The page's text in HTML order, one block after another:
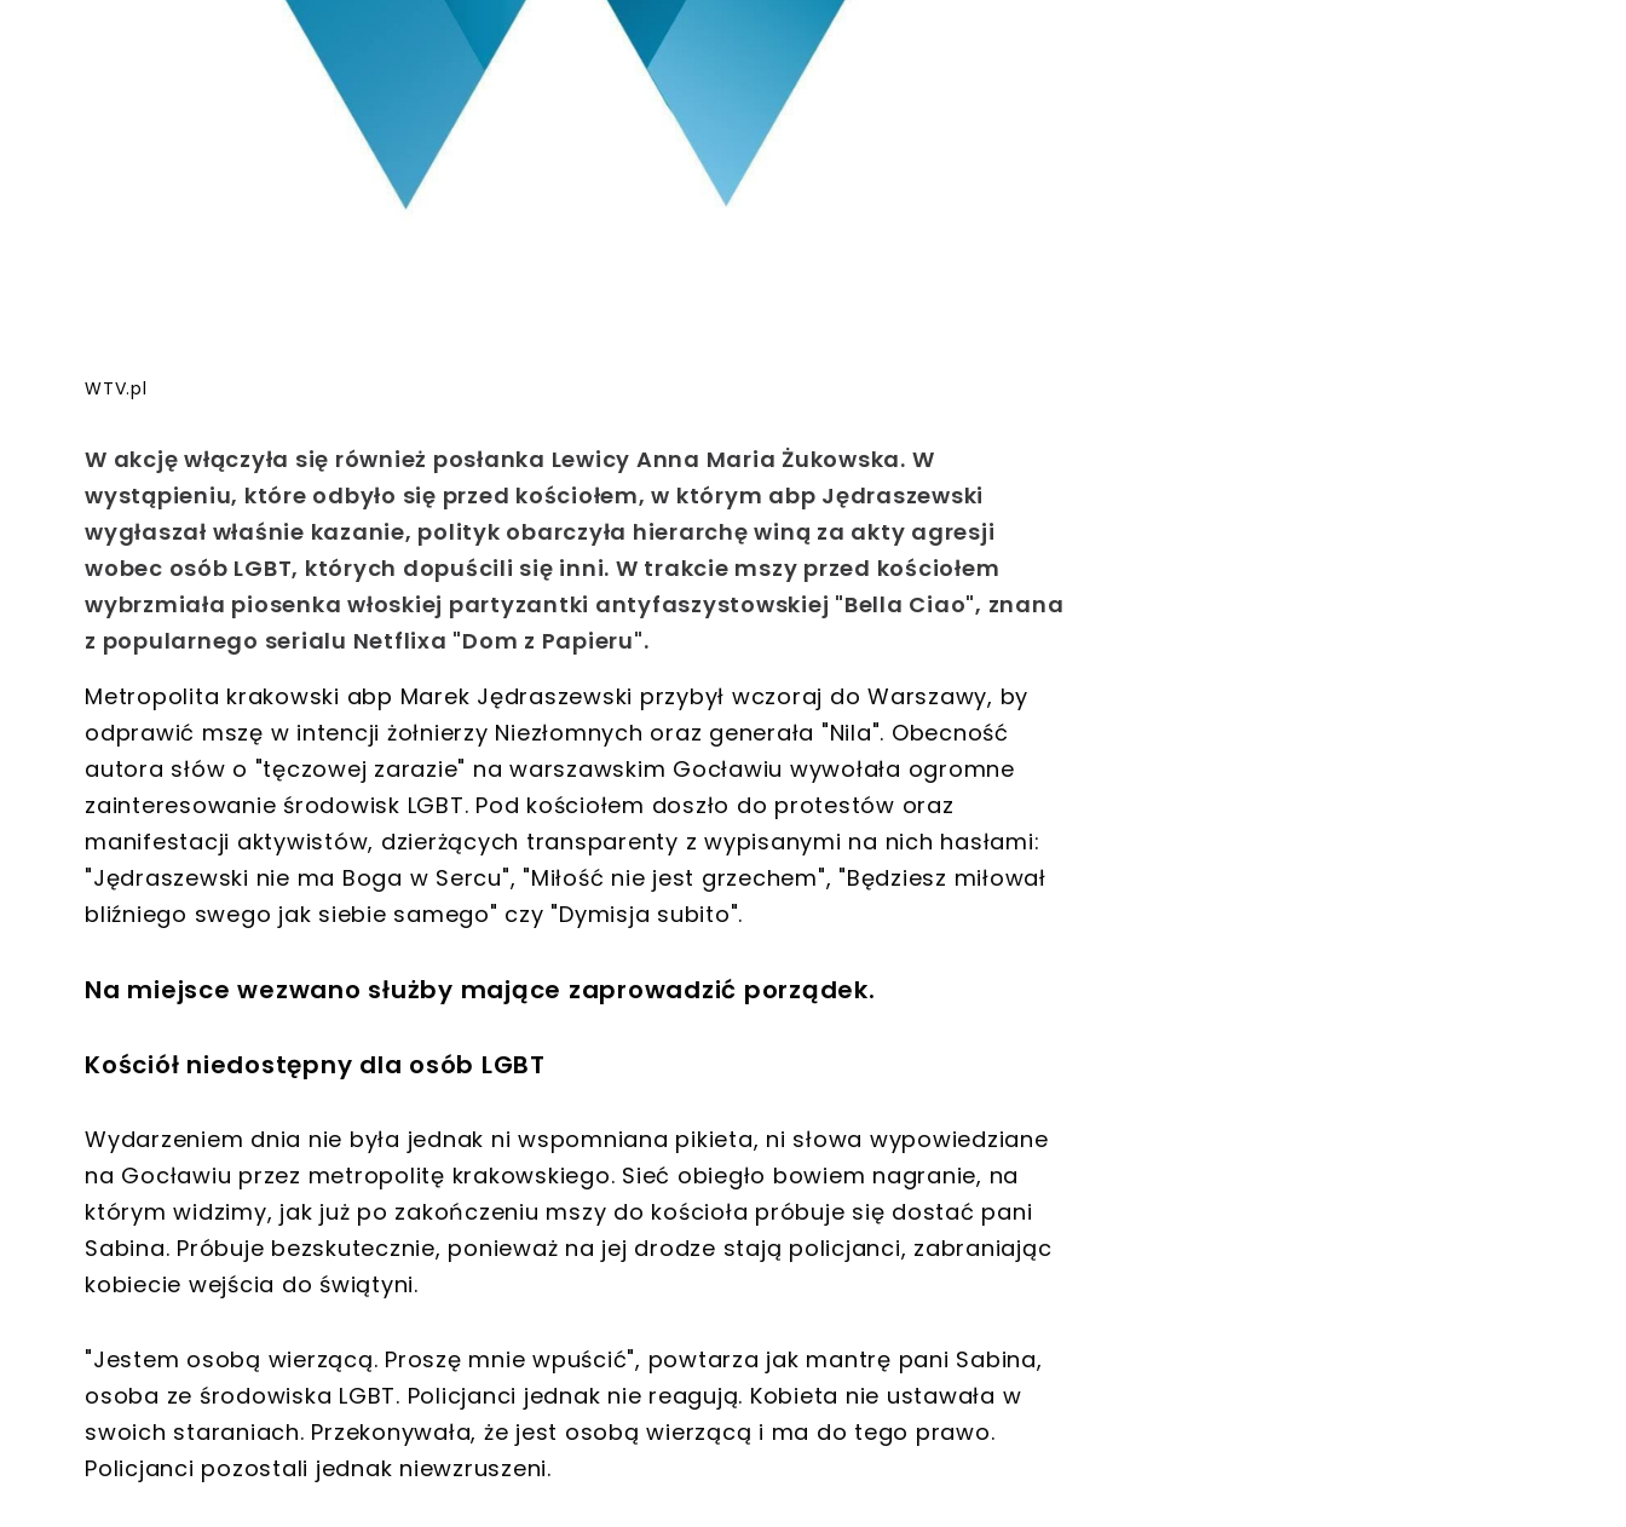
WTV.pl
W akcję włączyła się również posłanka Lewicy Anna Maria Żukowska. W
wystąpieniu, które odbyło się przed kościołem, w którym abp Jędraszewski
wygłaszał właśnie kazanie, polityk obarczyła hierarchę winą za akty agresji
wobec osób LGBT, których dopuścili się inni. W trakcie mszy przed kościołem
wybrzmiała piosenka włoskiej partyzantki antyfaszystowskiej "Bella Ciao", znana
z popularnego serialu Netflixa "Dom z Papieru".
Metropolita krakowski abp Marek Jędraszewski przybył wczoraj do Warszawy, by
odprawić mszę w intencji żołnierzy Niezłomnych oraz generała "Nila". Obecność
autora słów o "tęczowej zarazie" na warszawskim Gocławiu wywołała ogromne
zainteresowanie środowisk LGBT. Pod kościołem doszło do protestów oraz
manifestacji aktywistów, dzierżących transparenty z wypisanymi na nich hasłami:
"Jędraszewski nie ma Boga w Sercu", "Miłość nie jest grzechem", "Będziesz miłował
bliźniego swego jak siebie samego" czy "Dymisja subito".
Na miejsce wezwano służby mające zaprowadzić porządek.
Kościół niedostępny dla osób LGBT
Wydarzeniem dnia nie była jednak ni wspomniana pikieta, ni słowa wypowiedziane
na Gocławiu przez metropolitę krakowskiego. Sieć obiegło bowiem nagranie, na
którym widzimy, jak już po zakończeniu mszy do kościoła próbuje się dostać pani
Sabina. Próbuje bezskutecznie, ponieważ na jej drodze stają policjanci, zabraniając
kobiecie wejścia do świątyni.
"Jestem osobą wierzącą. Proszę mnie wpuścić", powtarza jak mantrę pani Sabina,
osoba ze środowiska LGBT. Policjanci jednak nie reagują. Kobieta nie ustawała w
swoich staraniach. Przekonywała, że jest osobą wierzącą i ma do tego prawo.
Policjanci pozostali jednak niewzruszeni.